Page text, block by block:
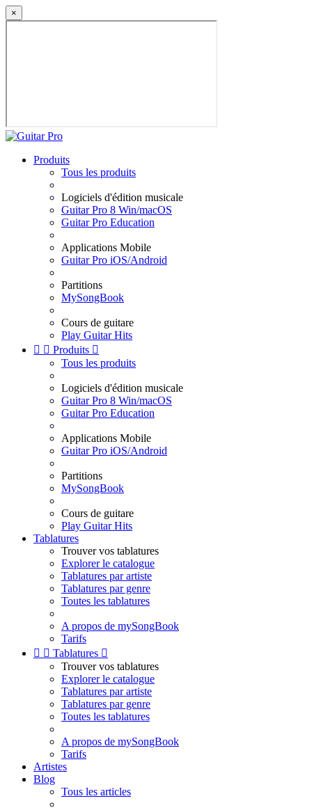
×
Produits
Tous les produits
Logiciels d'édition musicale
Guitar Pro 8 Win/macOS
Guitar Pro Education
Applications Mobile
Guitar Pro iOS/Android
Partitions
MySongBook
Cours de guitare
Play Guitar Hits
  Produits 
Tous les produits
Logiciels d'édition musicale
Guitar Pro 8 Win/macOS
Guitar Pro Education
Applications Mobile
Guitar Pro iOS/Android
Partitions
MySongBook
Cours de guitare
Play Guitar Hits
Tablatures
Trouver vos tablatures
Explorer le catalogue
Tablatures par artiste
Tablatures par genre
Toutes les tablatures
A propos de mySongBook
Tarifs
  Tablatures 
Trouver vos tablatures
Explorer le catalogue
Tablatures par artiste
Tablatures par genre
Toutes les tablatures
A propos de mySongBook
Tarifs
Artistes
Blog
Tous les articles